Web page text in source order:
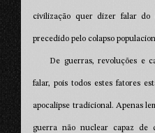
civilização quer dizer falar do
precedido pelo colapso
De guerras, revoluções e
falar, pois todos estes fatores
apocalipse tradicional. Apenas
guerra não nuclear capaz de